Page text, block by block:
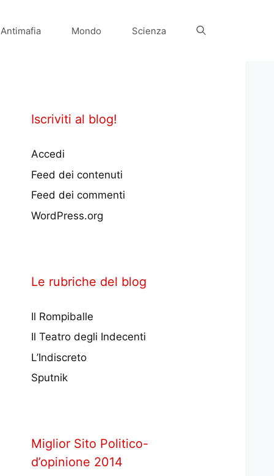
Antimafia Mondo Scienza
Iscriviti al blog!
Accedi
Feed dei contenuti
Feed dei commenti
WordPress.org
Le rubriche del blog
Il Rompiballe
Il Teatro degli Indecenti
L’Indiscreto
Sputnik
Miglior Sito Politico-
d’opinione 2014